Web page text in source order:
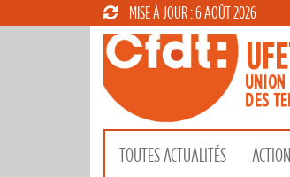
MISE À JOUR : 6 AOÛT 2026
TOUTES ACTUALITÉS ACTION